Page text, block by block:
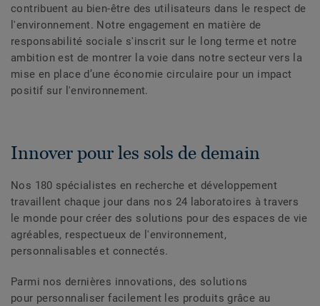
contribuent au bien-être des utilisateurs dans le respect de
l'environnement. Notre engagement en matière de
responsabilité sociale s'inscrit sur le long terme et notre
ambition est de montrer la voie dans notre secteur vers la
mise en place d’une économie circulaire pour un impact
positif sur l'environnement.
Innover pour les sols de demain
Nos 180 spécialistes en recherche et développement
travaillent chaque jour dans nos 24 laboratoires à travers
le monde pour créer des solutions pour des espaces de vie
agréables, respectueux de l'environnement,
personnalisables et connectés.
Parmi nos dernières innovations, des solutions
pour personnaliser facilement les produits grâce au